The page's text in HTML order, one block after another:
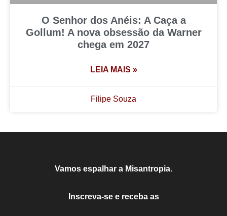
O Senhor dos Anéis: A Caça a
Gollum! A nova obsessão da Warner
chega em 2027
LEIA MAIS »
Filipe Souza
Vamos espalhar a Misantropia.
Inscreva-se e receba as